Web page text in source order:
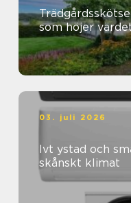
Trädgårdsskötsel
som höjer
03. juli 2026
Ivt ystad och
skånskt klimat